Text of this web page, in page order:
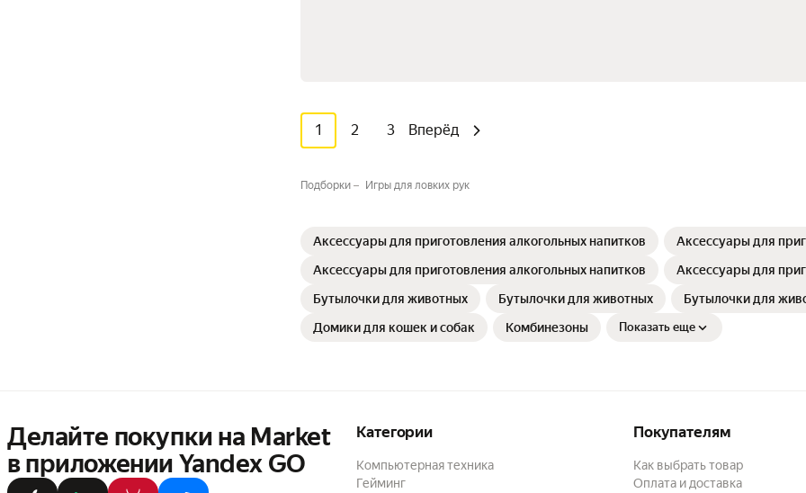
1 2 3 Вперёд
Подборки Игры для ловких рук
Аксессуары для приготовления алкогольных напитков
Аксессуары для
Аксессуары для приготовления алкогольных напитков
Аксессуары для
Бутылочки для животных
Бутылочки для животных Бутылочки для
Домики для кошек и собак
Комбинезоны Показать еще
Делайте покупки на Market
в приложении Yandex GO
Категории
Компьютерная техника
Гейминг
Покупателям
Как выбрать товар
Оплата и доставка